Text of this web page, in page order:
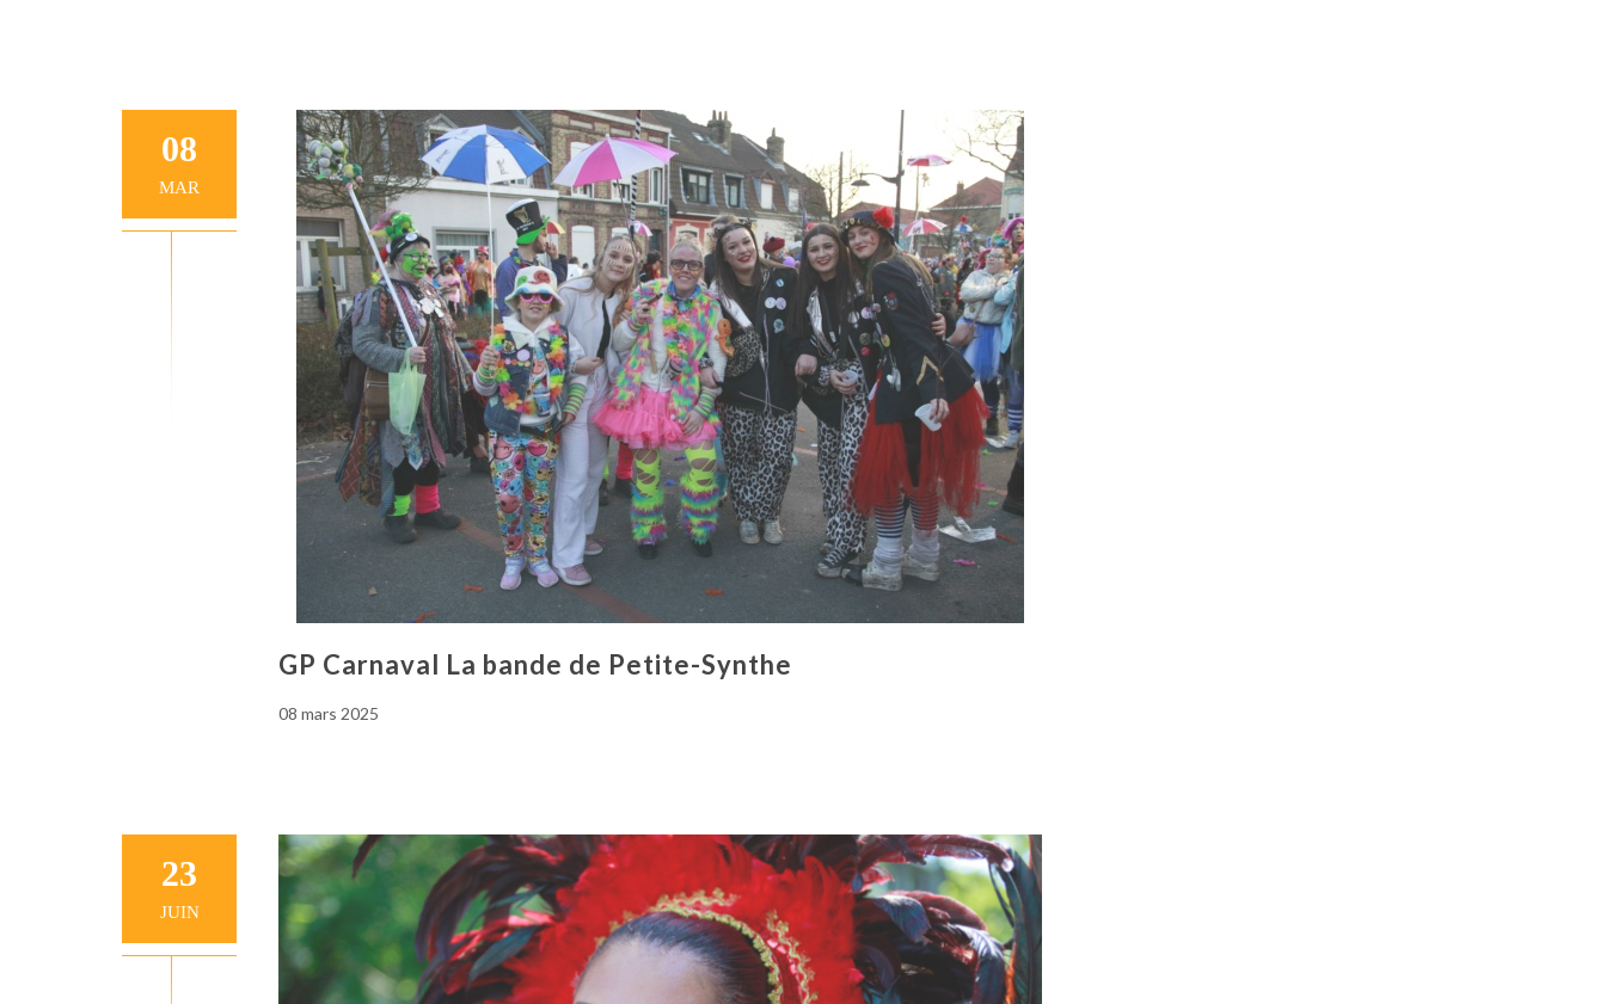
08
MAR
GP Carnaval La bande de Petite-Synthe
08 mars 2025
23
JUIN